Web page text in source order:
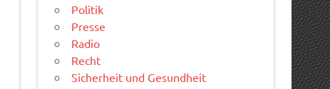
Politik
Presse
Radio
Recht
Sicherheit und Gesundheit